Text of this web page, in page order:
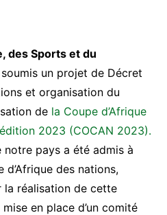
des Sports et du
un projet de Décret
et organisation du
de la Coupe d’Afrique
2023 (COCAN 2023).
notre pays a été admis à
d’Afrique des nations,
réalisation de cette
en place d’un comité